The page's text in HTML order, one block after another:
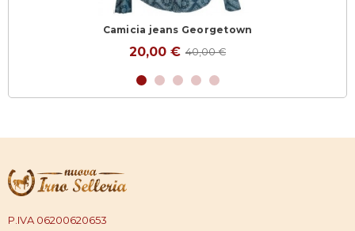
Camicia jeans Georgetown
20,00 € 40,00 €
P.IVA 06200620653